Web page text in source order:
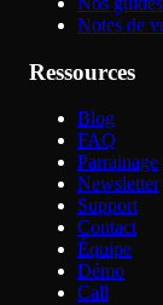
Notes de
Ressources
Blog
FAQ
Parrainage
Newsletter
Support
Contact
Équipe
Démo
Call